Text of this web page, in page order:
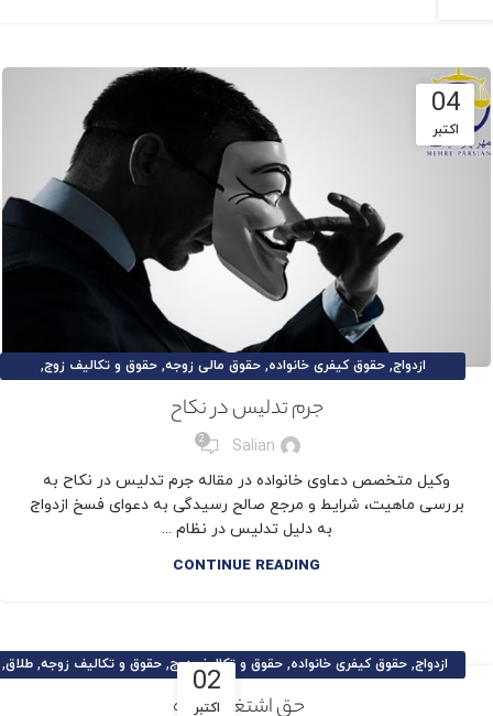
04
اکتبر
ازدواج,حقوق کیفری خانواده,حقوق مالی زوجه,حقوق و تکالیف زوج,
نکات حقوقی و کیفری, وکیل تخصصی خانوادهجرم تدلیس در نکاح
Salian
2
وکیل متخصص دعاوی خانواده در مقاله جرم تدلیس در نکاح به
بررسی ماهیت، شرایط و مرجع صالح رسیدگی به دعوای فسخ ازدواج
به دلیل تدلیس در نظام ...
CONTINUE READING
02
اکتبر
ازدواج,حقوق کیفری خانواده,حقوق و تکالیف زوج,حقوق و تکالیف زوجه,طلاق,
مهریه
حق اشتغال زوجه